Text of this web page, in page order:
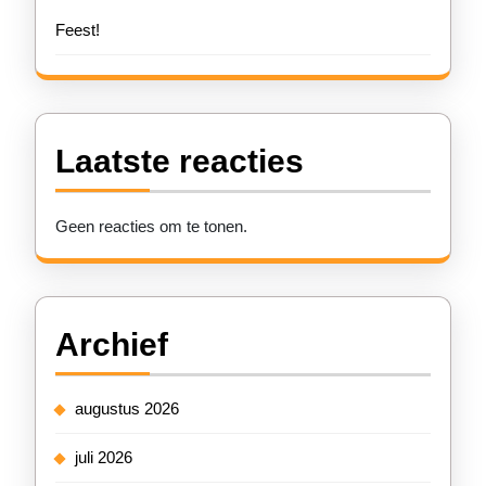
Feest!
Laatste reacties
Geen reacties om te tonen.
Archief
augustus 2026
juli 2026